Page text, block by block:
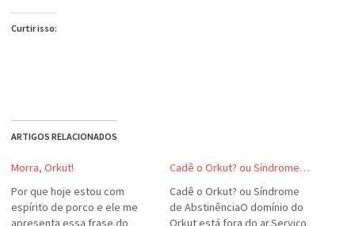
Curtir isso:
ARTIGOS RELACIONADOS
Morra, Orkut!
Por que hoje estou com
espírito de porco e ele me
apresenta essa frase do
Cadê o Orkut? ou Síndrome…
Cadê o Orkut? ou Síndrome
de AbstinênciaO domínio do
Orkut está fora do ar.Serviço